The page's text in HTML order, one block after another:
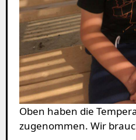
Oben haben die
zugenommen. Wir